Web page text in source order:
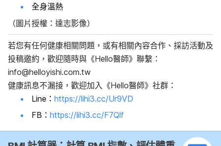
全身溫熱
（圖片授權：達志影像）
若您有任何健康相關問題，或有相關內容合作、採訪活動及
投稿邀約，歡迎隨時與《Hello醫師》聯繫：
info@helloyishi.com.tw
健康訊息不漏接，歡迎加入《Hello醫師》社群：
Line： https://lihi3.cc/Ur9VD
FB： https://lihi3.cc/F7Qlf